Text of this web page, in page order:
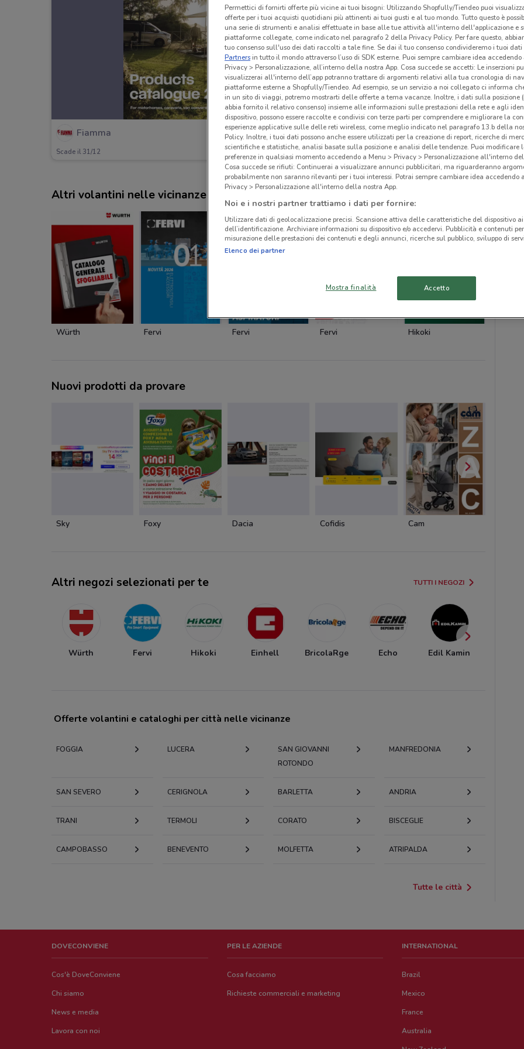
Fiamma
Scade il 31/12 7.4 km
Altri volantini nelle vicinanze
Würth Fervi Fervi Fervi Hikoki
Nuovi prodotti da provare
Sky Foxy Dacia Cofidis Cam
Altri negozi selezionati per te TUTTI I NEGOZI
Würth Fervi Hikoki Einhell BricolaRge Echo Edil Kamin
Offerte volantini e cataloghi per città nelle vicinanze
FOGGIA LUCERA
SAN GIOVANNI
ROTONDO
MANFREDONIA
SAN SEVERO CERIGNOLA BARLETTA ANDRIA
TRANI TERMOLI CORATO BISCEGLIE
CAMPOBASSO BENEVENTO MOLFETTA ATRIPALDA
Tutte le città
DOVECONVIENE
Cos'è DoveConviene
Chi siamo
News e media
Lavora con noi
PER LE AZIENDE
Cosa facciamo
Richieste commerciali e marketing
INTERNATIONAL
Brazil
Mexico
France
Australia
Permettici di fornirti offerte più vicine ai tuoi bisogni: Utilizzando Shopfully/Tiendeo puoi
offerte per i tuoi acquisti quotidiani più attinenti ai tuoi gusti e al tuo mondo. Tutto questo è
una serie di strumenti e analisi effettuate in base alle tue attività all'interno dell'applicazione e
piattaforme collegate, come indicato nel paragrafo 2 della Privacy Policy. Per fare questo,
tuo consenso sull'uso dei dati raccolti a tale fine. Se dai il tuo consenso condivideremo i tuoi dati
Partnersin tutto il mondo attraverso l’uso di SDK esterne. Puoi sempre cambiare idea accedendo
Privacy > Personalizzazione, all’interno della nostra App. Cosa succede se accetti: Le inserzioni
visualizzerai all'interno dell’app potranno trattare di argomenti relativi alla tua cronologia di
piattaforme esterne a Shopfully/Tiendeo. Ad esempio, se un servizio a noi collegato ci informa
in un sito di viaggi, potremo mostrarti delle offerte a tema vacanze. Inoltre, i dati sulla posizione
abbia fornito il relativo consenso) insieme alle informazioni sulle prestazioni della rete e agli
dispositivo, possono essere raccolte e condivisi con terze parti per comprendere e migliorare la
esperienze applicative sulle delle reti wireless, come meglio indicato nel paragrafo 13.b della
Policy. Inoltre, i tuoi dati possono anche essere utilizzati per la creazione di report, ricerche di
scientifiche e statistiche, analisi basate sulla posizione e analisi delle tendenze. Puoi modificare
preferenze in qualsiasi momento accedendo a Menu > Privacy > Personalizzazione all'interno
Cosa succede se rifiuti: Continuerai a visualizzare annunci pubblicitari, ma riguarderanno
probabilmente non saranno rilevanti per i tuoi interessi. Potrai sempre cambiare idea accedendo
Privacy > Personalizzazione all'interno della nostra App.
Noi e i nostri partner trattiamo i dati per fornire:
Utilizzare dati di geolocalizzazione precisi. Scansione attiva delle caratteristiche del dispositivo
dell’identificazione. Archiviare informazioni su dispositivo e/o accedervi. Pubblicità e contenuti
misurazione delle prestazioni dei contenuti e degli annunci, ricerche sul pubblico, sviluppo di
Elenco dei partner
Mostra finalità Accetto